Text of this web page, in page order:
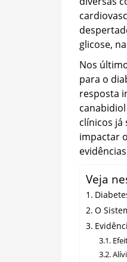
glicose,
Nos
para o
resposta
clínicos
impactar
Veja
O